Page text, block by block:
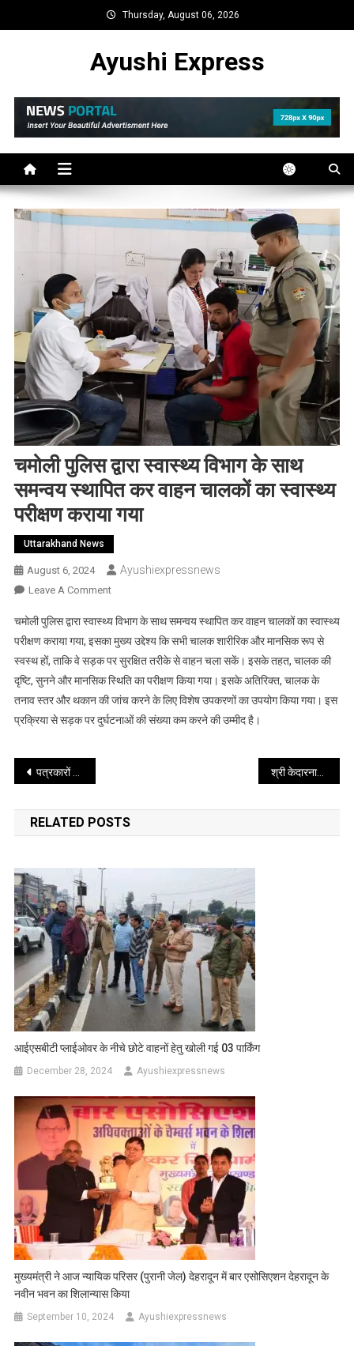
to
Thursday, August 06, 2026
Ayushi Express
चमोली पुलिस द्वारा स्वास्थ्य विभाग के साथ
समन्वय स्थापित कर वाहन चालकों का स्वास्थ्य
परीक्षण कराया गया
Uttarakhand News
August 6, 2024 Ayushiexpressnews
Leave A CommentOn
पुलिस
द्वारा
स्वास्थ्य
विभाग
के
साथ
चालकों
का
गया
चमोली पुलिस द्वारा स्वास्थ्य विभाग के साथ समन्वय स्थापित कर वाहन चालकों का स्वास्थ्य
परीक्षण कराया गया, इसका मुख्य उद्देश्य कि सभी चालक शारीरिक और मानसिक रूप से
स्वस्थ हों, ताकि वे सड़क पर सुरक्षित तरीके से वाहन चला सकें। इसके तहत, चालक की
दृष्टि, सुनने और मानसिक स्थिति का परीक्षण किया गया। इसके अतिरिक्त, चालक के
तनाव स्तर और थकान की जांच करने के लिए विशेष उपकरणों का उपयोग किया गया। इस
प्रक्रिया से सड़क पर दुर्घटनाओं की संख्या कम करने की उम्मीद है।
Post
navigation
पत्रकारों कल्याण कोष के लिए काॅरपस फंड की धनराशि 05 करोड़ से बढ़ाकर 10 करोड़ की जायेगी- सीएम श्री केदारनाथ के लिए हेली सेवा से यात्रा पर टिकटों में 25 फीसदी छूट देगी राज्य सरकार
RELATED POSTS
आईएसबीटी प्लाईओवर के नीचे छोटे वाहनों हेतु खोली गई 03 पार्किंग
December 28, 2024 Ayushiexpressnews
मुख्यमंत्री ने आज न्यायिक परिसर (पुरानी जेल) देहरादून में बार एसोसिएशन देहरादून के
नवीन भवन का शिलान्यास किया
September 10, 2024 Ayushiexpressnews